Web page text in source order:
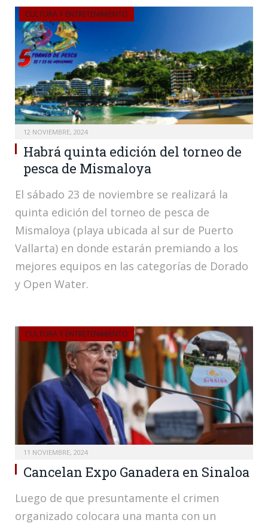
CULTURA Y ENTRETENIMIENTO
12 NOVIEMBRE, 2024
Habrá quinta edición del torneo de
pesca de Mismaloya
El sábado 23 de noviembre se realizará la
quinta edición del torneo de pesca de
Mismaloya (playa ubicada al sur de Puerto
Vallarta) en donde estarán premiando a los
mejores equipos en las categorías de Dorado
y Open Water.
CULTURA Y ENTRETENIMIENTO
11 NOVIEMBRE, 2024
Cancelan Expo Ganadera en Sinaloa
Luego de que presuntamente el crimen
organizado colocara una manta con un